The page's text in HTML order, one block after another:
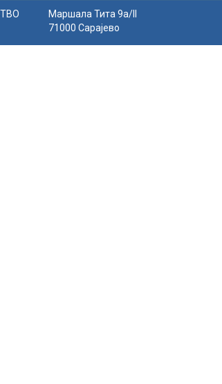
Маршала Тита 9а/II
71000 Сарајево